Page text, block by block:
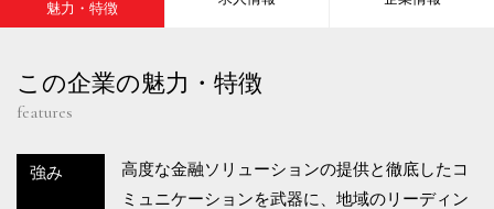
魅力・特徴
この企業の魅力・特徴
features
強み
高度な金融ソリューションの提供と徹底したコ
ミュニケーションを武器に、地域のリーディン